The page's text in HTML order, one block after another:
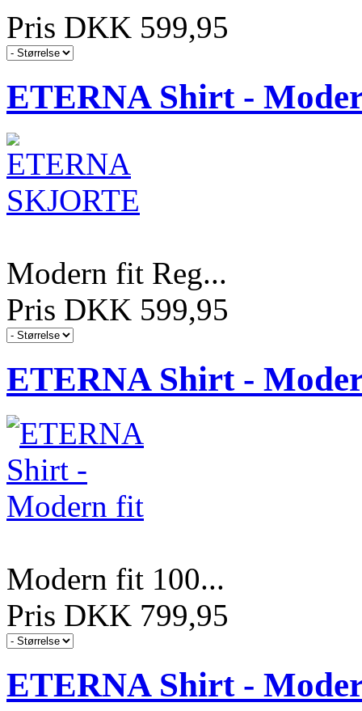
Pris DKK 599,95
ETERNA Shirt -
Modern fit Reg...
Pris DKK 599,95
ETERNA Shirt -
Modern fit 100...
Pris DKK 799,95
ETERNA Shirt -